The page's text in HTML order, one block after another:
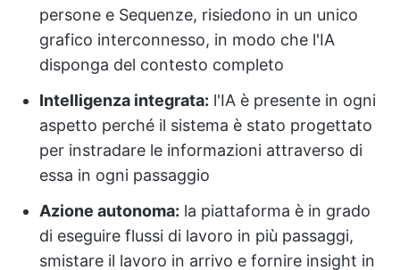
persone e Sequenze, risiedono in un unico
grafico interconnesso, in modo che l'IA
disponga del contesto completo
Intelligenza integrata: l'IA è presente in ogni
aspetto perché il sistema è stato progettato
per instradare le informazioni attraverso di
essa in ogni passaggio
Azione autonoma: la piattaforma è in grado
di eseguire flussi di lavoro in più passaggi,
smistare il lavoro in arrivo e fornire insight in